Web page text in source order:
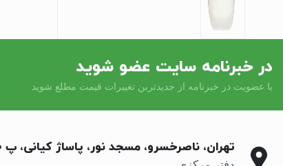
در خبرنامه سایت عضو شوید
با عضویت در خبرنامه از جدیدترین تغییرات قیمت مطلع شوید
تهران، ناصرخسرو، مسجد نور، پاساژ کیانی، پ 20